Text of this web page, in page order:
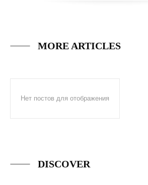
MORE ARTICLES
Нет постов для отображения
DISCOVER